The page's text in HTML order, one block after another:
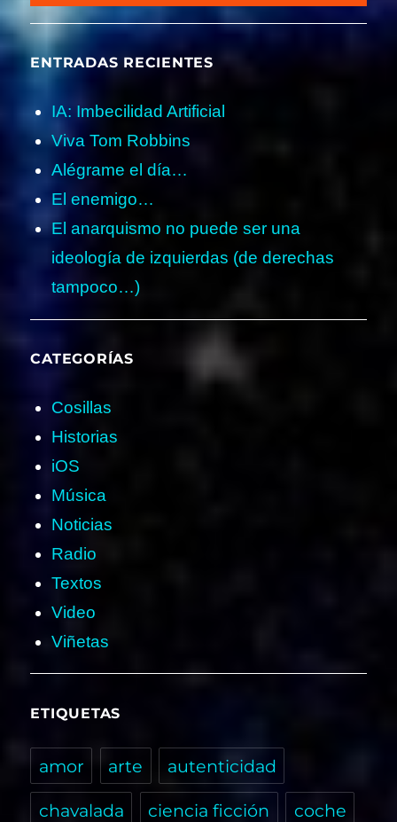
ENTRADAS RECIENTES
IA: Imbecilidad Artificial
Viva Tom Robbins
Alégrame el día…
El enemigo…
El anarquismo no puede ser una
ideología de izquierdas (de derechas
tampoco…)
CATEGORÍAS
Cosillas
Historias
iOS
Música
Noticias
Radio
Textos
Video
Viñetas
ETIQUETAS
amor arte autenticidad
chavalada ciencia ficción coche